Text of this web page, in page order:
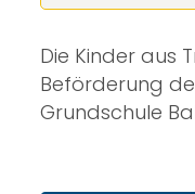
Die Kinder aus
Beförderung
Grundschule